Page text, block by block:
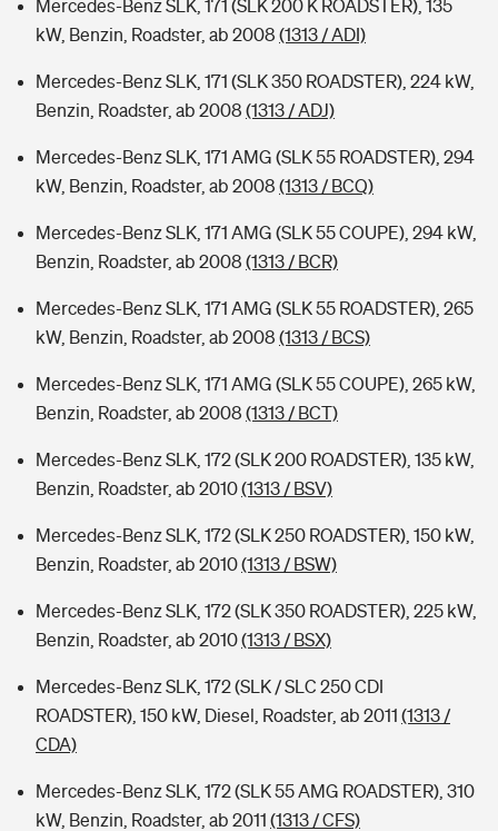
Mercedes-Benz SLK, 171 (SLK 200 K ROADSTER), 135
kW, Benzin, Roadster, ab 2008 (1313 / ADI)
Mercedes-Benz SLK, 171 (SLK 350 ROADSTER), 224 kW,
Benzin, Roadster, ab 2008 (1313 / ADJ)
Mercedes-Benz SLK, 171 AMG (SLK 55 ROADSTER), 294
kW, Benzin, Roadster, ab 2008 (1313 / BCQ)
Mercedes-Benz SLK, 171 AMG (SLK 55 COUPE), 294 kW,
Benzin, Roadster, ab 2008 (1313 / BCR)
Mercedes-Benz SLK, 171 AMG (SLK 55 ROADSTER), 265
kW, Benzin, Roadster, ab 2008 (1313 / BCS)
Mercedes-Benz SLK, 171 AMG (SLK 55 COUPE), 265 kW,
Benzin, Roadster, ab 2008 (1313 / BCT)
Mercedes-Benz SLK, 172 (SLK 200 ROADSTER), 135 kW,
Benzin, Roadster, ab 2010(1313 / BSV)
Mercedes-Benz SLK, 172 (SLK 250 ROADSTER), 150 kW,
Benzin, Roadster, ab 2010(1313 / BSW)
Mercedes-Benz SLK, 172 (SLK 350 ROADSTER), 225 kW,
Benzin, Roadster, ab 2010(1313 / BSX)
Mercedes-Benz SLK, 172 (SLK / SLC 250 CDI
ROADSTER), 150 kW, Diesel, Roadster, ab 2011 (1313 /
CDA)
Mercedes-Benz SLK, 172 (SLK 55 AMG ROADSTER), 310
kW, Benzin, Roadster, ab 2011 (1313 / CFS)